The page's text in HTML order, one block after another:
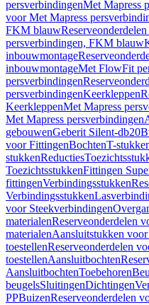
persverbindingenMet Mapress
voor Met Mapress
FKM blauw
persverbindingen, FKM blauw
inbouwmontage
inbouwmontageMet FlowFit
persverbindingen
persverbindingenKeerkleppen
KeerkleppenMet Mapress
Met Mapress persverbindingen
gebouwenGeberit Silent-db20
voor FittingenBochtenT-
stukkenReducties
ToezichtsstukkenFittingen
fittingenVerbindingsstukken
Verbindingsstukken
voor Steekverbindingen
materialenReserveonderdelen
materialenAansluitstukken voor
toestellenReserveonderdelen
toestellenAansluitbochten
AansluitbochtenToebehoren
beugelsSluitingenDichtingen
PPBuizenReserveonderdelen